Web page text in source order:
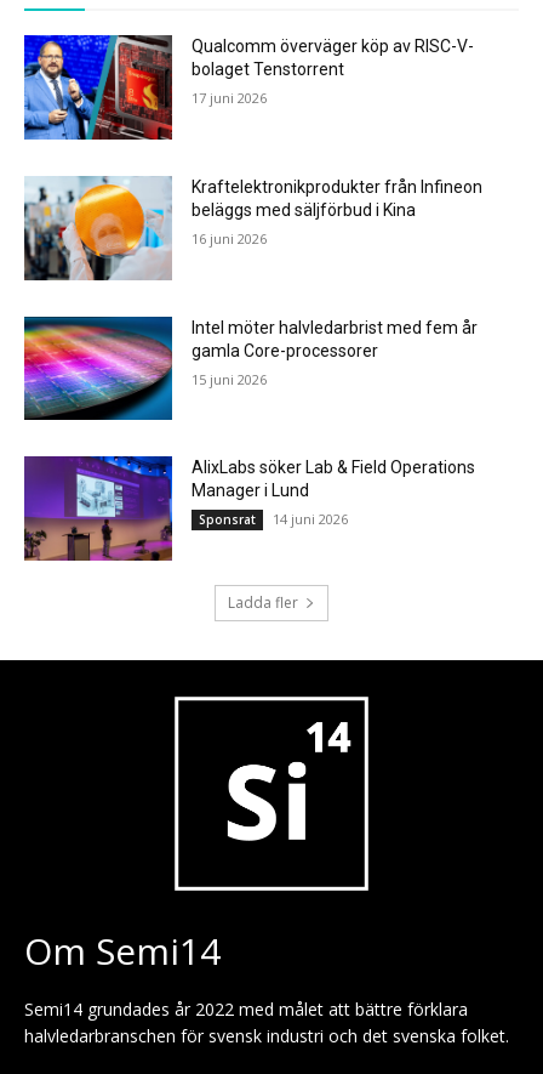
Qualcomm överväger köp av RISC-V-
bolaget Tenstorrent
17 juni 2026
Kraftelektronikprodukter från Infineon
beläggs med säljförbud i Kina
16 juni 2026
Intel möter halvledarbrist med fem år
gamla Core-processorer
15 juni 2026
AlixLabs söker Lab & Field Operations
Manager i Lund
Sponsrat 14 juni 2026
Ladda fler
Om Semi14
Semi14 grundades år 2022 med målet att bättre förklara
halvledarbranschen för svensk industri och det svenska folket.